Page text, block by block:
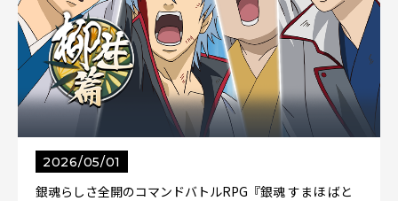
2026/05/01
銀魂らしさ全開のコマンドバトルRPG『銀魂 すまほ ばと